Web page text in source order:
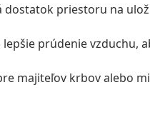
priestoru na
prúdenie vzduchu,
majiteľov krbov alebo